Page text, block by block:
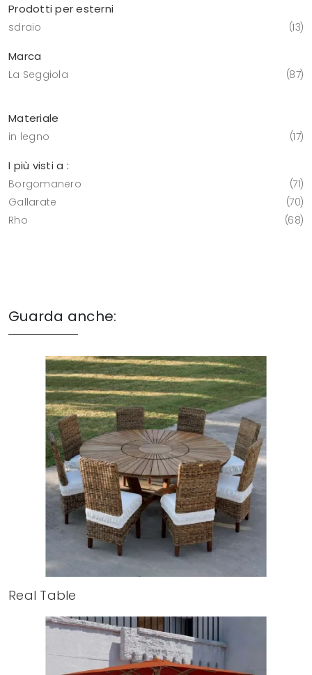
Prodotti per esterni
sdraio 13
Marca
La Seggiola 87
Materiale
in legno 17
I più visti a :
Borgomanero
71
Gallarate
70
Rho
68
Guarda anche:
Real Table